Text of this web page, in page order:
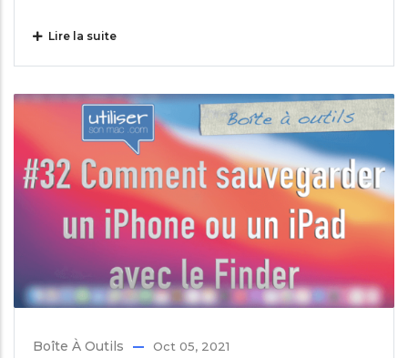
Lire la suite
Boîte À Outils Oct 05, 2021